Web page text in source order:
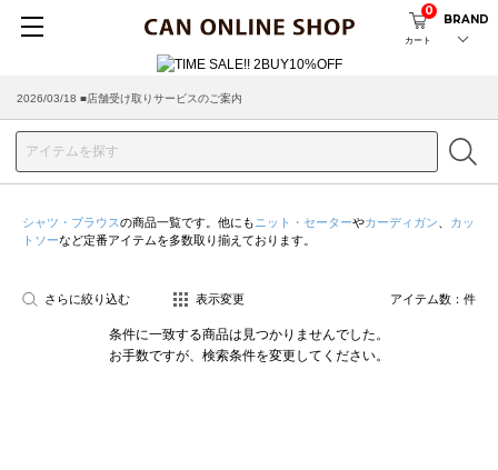
カート
0
BRAND
2026/03/18 ■店舗受け取りサービスのご案内
シャツ・ブラウスの商品一覧です。他にも ニット・セーターやカーディガン
カッ
トソーなど定番アイテムを多数取り揃えております。
さらに絞り込む 表示変更 アイテム数： 件
条件に一致する商品は見つかりませんでした。
お手数ですが、検索条件を変更してください。